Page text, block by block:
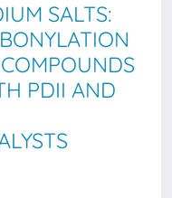
SALTS:
PDII AND